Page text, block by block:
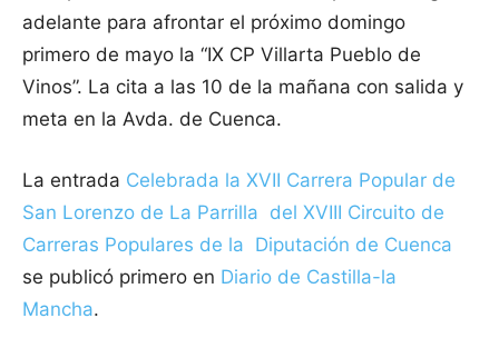
adelante para afrontar el próximo domingo
primero de mayo la “IX CP Villarta Pueblo de
Vinos”. La cita a las 10 de la mañana con salida y
meta en la Avda. de Cuenca.
La entrada Celebrada la XVII Carrera Popular de
San Lorenzo de La Parrilla del XVIII Circuito de
Carreras Populares de la Diputación de Cuenca
se publicó primero en Diario de Castilla-la
Mancha.